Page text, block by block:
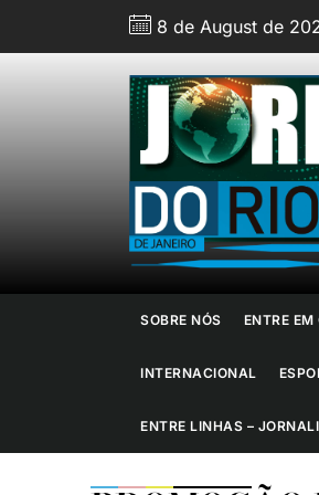
8 de August de
SOBRE NÓS ENTRE
INTERNACIONAL
ENTRE LINHAS –